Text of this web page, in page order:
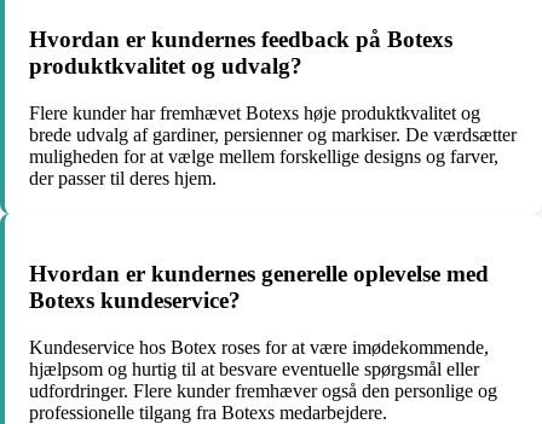
Hvordan er kundernes feedback på Botexs
produktkvalitet og udvalg?
Flere kunder har fremhævet Botexs høje produktkvalitet og
brede udvalg af gardiner, persienner og markiser. De værdsætter
muligheden for at vælge mellem forskellige designs og farver,
der passer til deres hjem.
Hvordan er kundernes generelle oplevelse med
Botexs kundeservice?
Kundeservice hos Botex roses for at være imødekommende,
hjælpsom og hurtig til at besvare eventuelle spørgsmål eller
udfordringer. Flere kunder fremhæver også den personlige og
professionelle tilgang fra Botexs medarbejdere.